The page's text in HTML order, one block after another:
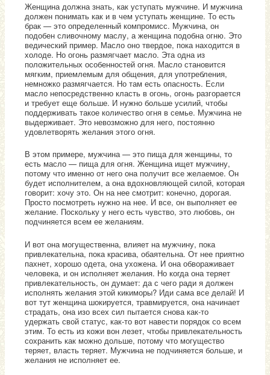
Женщина должна знать, как уступать мужчине. И мужчина
должен понимать как и в чем уступать женщине. То есть
брак — это определенный компромисс. Мужчина, он
подобен сливочному маслу, а женщина подобна огню. Это
ведический пример. Масло оно твердое, пока находится в
холоде. Но огонь размягчает масло. Эта одна из
положительных особенностей огня. Масло становится
мягким, приемлемым для общения, для употребления,
немножко размягчается. Но там есть опасность. Если
масло непосредственно класть в огонь, огонь разгорается
и требует еще больше. И нужно больше усилий, чтобы
поддерживать такое количество огня в семье. Мужчина не
выдерживает. Это невозможно для него, постоянно
удовлетворять желания этого огня.
В этом примере, мужчина — это пища для женщины, то
есть масло — пища для огня. Женщина ищет мужчину,
потому что именно от него она получит все желаемое. Он
будет исполнителем, а она вдохновляющей силой, которая
говорит: хочу это. Он на нее смотрит: конечно, дорогая.
Просто посмотреть нужно на нее. И все, он выполняет ее
желание. Поскольку у него есть чувство, это любовь, он
подчиняется всем ее желаниям.
И вот она могущественна, влияет на мужчину, пока
привлекательна, пока красива, обаятельна. От нее приятно
пахнет, хорошо одета, она ухожена. И она обвораживает
человека, и он исполняет желания. Но когда она теряет
привлекательность, он думает: да с чего ради я должен
исполнять желания этой кикиморы? Иди сама все делай! И
вот тут женщина шокируется, травмируется, она начинает
страдать, она изо всех сил пытается снова как-то
удержать свой статус, как-то вот навести порядок со всем
этим. То есть из кожи вон лезет, чтобы привлекательность
сохранить как можно дольше, потому что могущество
теряет, власть теряет. Мужчина не подчиняется больше, и
желания не исполняет ее.